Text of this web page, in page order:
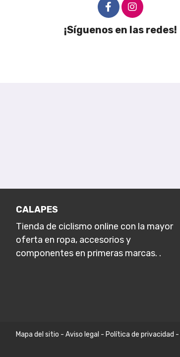
¡Síguenos en las redes!
CALAPES
Tienda de ciclismo online con la mayor
oferta en ropa, accesorios y
componentes en primeras marcas. .
Mapa del sitio - Aviso legal - Política de privacidad -